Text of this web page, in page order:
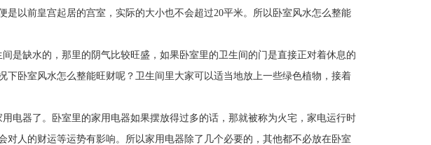
以前皇宫起居的宫室，实际的大小也不会超过20平米。所以卧室风水怎么整能
缺水的，那里的阴气比较旺盛，如果卧室里的卫生间的门是直接正对着休息的
下卧室风水怎么整能旺财呢？卫生间里大家可以适当地放上一些绿色植物，接着
器了。卧室里的家用电器如果摆放得过多的话，那就被称为火宅，家电运行时
对人的财运等运势有影响。所以家用电器除了几个必要的，其他都不必放在卧室